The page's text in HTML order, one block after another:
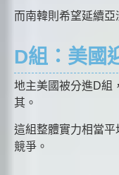
而南韓則希望延續亞
D組：美國
地主美國被分進D組
其。
這組整體實力相當
競爭。